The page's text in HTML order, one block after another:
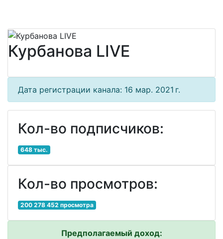
Курбанова LIVE
Дата регистрации канала: 16 мар. 2021 г.
Кол-во подписчиков:
648 тыс.
Кол-во просмотров:
200 278 452 просмотра
Предполагаемый доход: